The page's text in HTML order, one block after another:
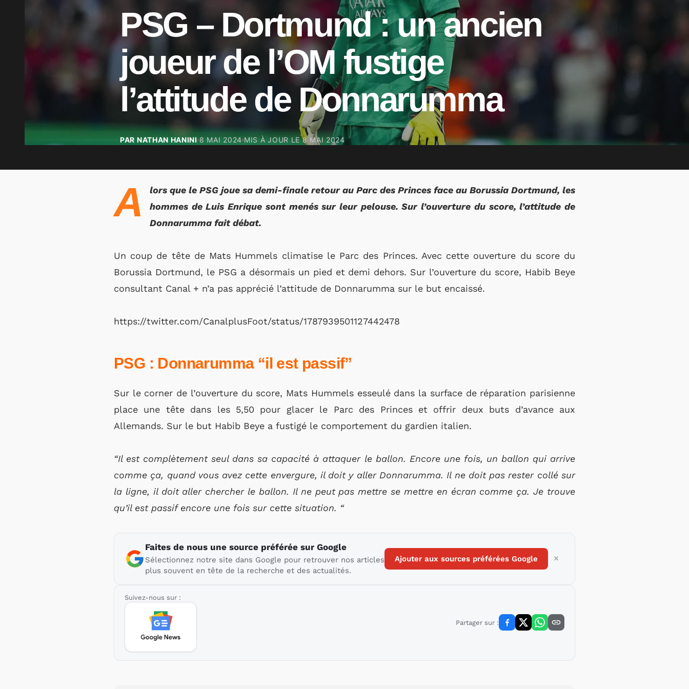
PSG – Dortmund : un ancien
joueur de l’OM fustige
l’attitude de Donnarumma
PAR NATHAN HANINI 8 MAI 2024 MIS À JOUR LE8 MAI 2024
A
lors que le PSG joue sa demi-finale retour au Parc des Princes face au Borussia Dortmund, les
hommes de Luis Enrique sont menés sur leur pelouse. Sur l’ouverture du score, l’attitude de
Donnarumma fait débat.
Un coup de tête de Mats Hummels climatise le Parc des Princes. Avec cette ouverture du score du
Borussia Dortmund, le PSG a désormais un pied et demi dehors. Sur l’ouverture du score, Habib Beye
consultant Canal + n’a pas apprécié l’attitude de Donnarumma sur le but encaissé.
https://twitter.com/CanalplusFoot/status/1787939501127442478
PSG : Donnarumma “il est passif”
Sur le corner de l’ouverture du score, Mats Hummels esseulé dans la surface de réparation parisienne
place une tête dans les 5,50 pour glacer le Parc des Princes et offrir deux buts d’avance aux
Allemands. Sur le but Habib Beye a fustigé le comportement du gardien italien.
“Il est complètement seul dans sa capacité à attaquer le ballon. Encore une fois, un ballon qui arrive
comme ça, quand vous avez cette envergure, il doit y aller Donnarumma. Il ne doit pas rester collé sur
la ligne, il doit aller chercher le ballon. Il ne peut pas mettre se mettre en écran comme ça. Je trouve
qu’il est passif encore une fois sur cette situation. “
Faites de nous une source préférée sur Google
Sélectionnez notre site dans Google pour retrouver nos articles
plus souvent en tête de la recherche et des actualités.
Ajouter aux sources préférées Google
Suivez-nous sur :
Partager sur :